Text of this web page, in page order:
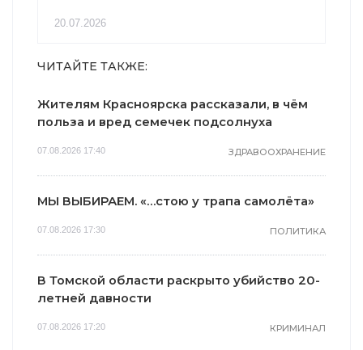
20.07.2026
ЧИТАЙТЕ ТАКЖЕ:
Жителям Красноярска рассказали, в чём
польза и вред семечек подсолнуха
07.08.2026 17:40 ЗДРАВООХРАНЕНИЕ
МЫ ВЫБИРАЕМ. «…стою у трапа самолёта»
07.08.2026 17:30 ПОЛИТИКА
В Томской области раскрыто убийство 20-
летней давности
07.08.2026 17:20 КРИМИНАЛ